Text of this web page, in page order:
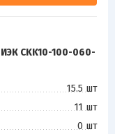
CKK10-100-060-
15.5 шт
11 шт
0 шт